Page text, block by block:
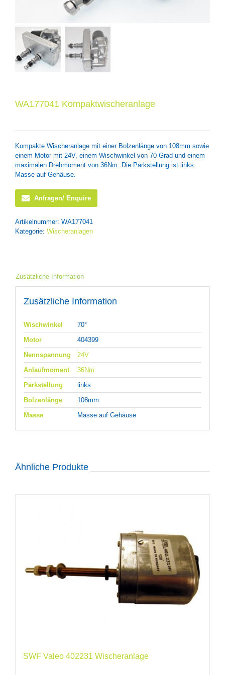
WA177041 Kompaktwischeranlage
Kompakte Wischeranlage mit einer Bolzenlänge von 108mm sowie
einem Motor mit 24V, einem Wischwinkel von 70 Grad und einem
maximalen Drehmoment von 36Nm. Die Parkstellung ist links.
Masse auf Gehäuse.
Anfragen/ Enquire
Artikelnummer: WA177041
Kategorie: Wischeranlagen
Zusätzliche Information
Zusätzliche Information
Wischwinkel
70°
Motor
404399
Nennspannung
24V
Anlaufmoment
36Nm
Parkstellung
links
Bolzenlänge
108mm
Masse
Masse auf Gehäuse
Ähnliche Produkte
SWF Valeo 402231 Wischeranlage